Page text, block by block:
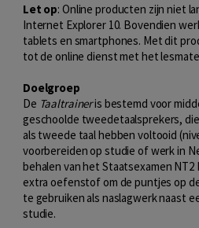
Let op: Online producten zijn niet
Internet Explorer 10. Bovendien
tablets en smartphones. Met dit
tot de online dienst met het
Doelgroep
De Taaltraineris bestemd voor
geschoolde tweedetaalsprekers,
als tweede taal hebben voltooid
voorbereiden op studie of werk in
behalen van het Staatsexamen
extra oefenstof om de puntjes op
te gebruiken als naslagwerk naast
studie.